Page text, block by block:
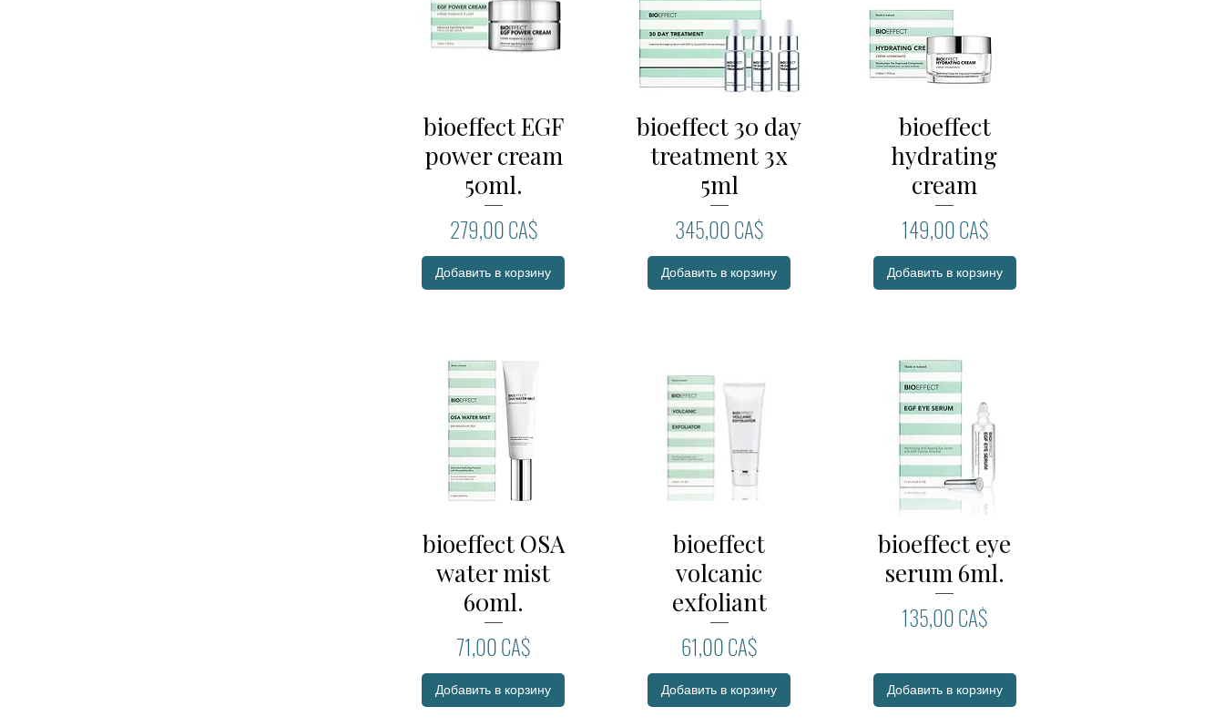
Быстрый просмотр
bioeffect EGF
power cream
50ml.
Цена
279,00 CA$
Добавить в корзину
Быстрый просмотр
bioeffect 30 day
treatment 3x
5ml
Цена
345,00 CA$
Добавить в корзину
Быстрый просмотр
bioeffect
hydrating
cream
Цена
149,00 CA$
Добавить в корзину
Быстрый просмотр
bioeffect OSA
water mist
60ml.
Цена
71,00 CA$
Добавить в корзину
Быстрый просмотр
bioeffect
volcanic
exfoliant
Цена
61,00 CA$
Добавить в корзину
Быстрый просмотр
bioeffect eye
serum 6ml.
Цена
135,00 CA$
Добавить в корзину